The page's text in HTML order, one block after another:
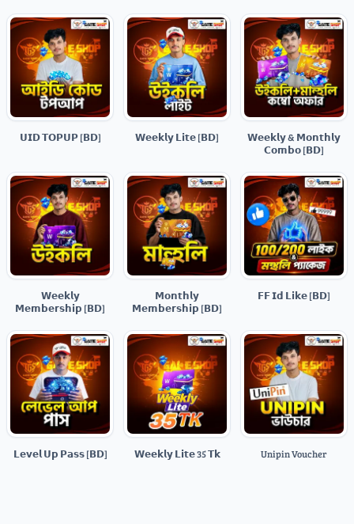
𝗨𝗜𝗗 𝗧𝗢𝗣𝗨𝗣 [𝗕𝗗] 𝗪𝗲𝗲𝗸𝗹𝘆 𝗟𝗶𝘁𝗲 [𝗕𝗗]
𝗪𝗲𝗲𝗸𝗹𝘆 & 𝗠𝗼𝗻𝘁𝗵𝗹𝘆
𝗖𝗼𝗺𝗯𝗼 [𝗕𝗗]
𝗪𝗲𝗲𝗸𝗹𝘆
𝗠𝗲𝗺𝗯𝗲𝗿𝘀𝗵𝗶𝗽 [𝗕𝗗]
𝗠𝗼𝗻𝘁𝗵𝗹𝘆
𝗠𝗲𝗺𝗯𝗲𝗿𝘀𝗵𝗶𝗽 [𝗕𝗗]
𝗙𝗙 𝗜𝗱 𝗟𝗶𝗸𝗲 [𝗕𝗗]
𝗟𝗲𝘃𝗲𝗹 𝗨𝗽 𝗣𝗮𝘀𝘀 [𝗕𝗗] 𝗪𝗲𝗲𝗸𝗹𝘆 𝗟𝗶𝘁𝗲 35 𝗧𝗸 Unipin Voucher